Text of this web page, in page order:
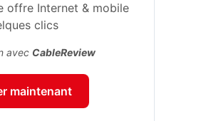
offre Internet & mobile
clics
avec CableReview
maintenant